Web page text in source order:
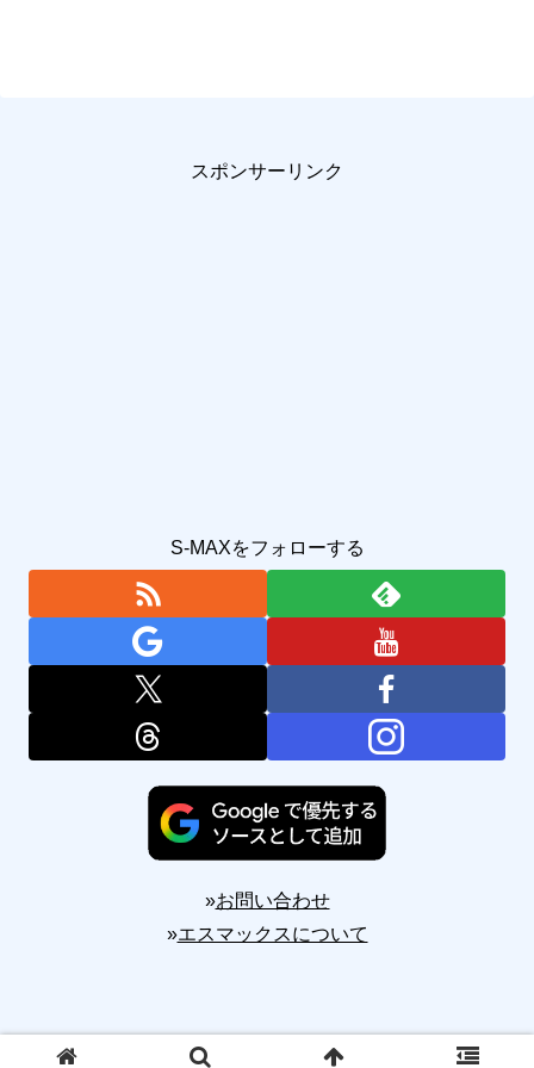
スポンサーリンク
S-MAXをフォローする
»お問い合わせ
»エスマックスについて
Copyright © 2010-2026 S-MAX All Rights Reserved.